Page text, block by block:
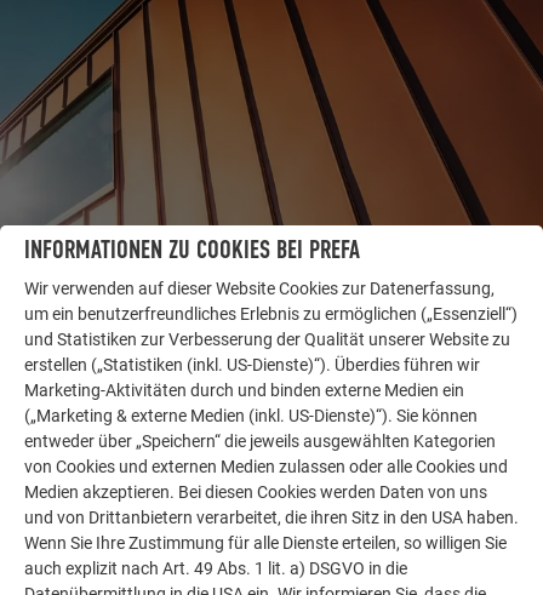
LASSEN SIE SICH INSPIRIEREN
WEITERE OBJEKTE
Die PREFA Referenzgalerie zeigt, wie vielseitig
Aluminium eingesetzt werden kann. Entdecken Sie
weitere beeindruckende Projekte mit den langlebigen
PREFA Aluminiumlösungen für Dach, Solar und
Fassade.
MEHR REFERENZEN ANSEHEN
INFORMATIONEN ZU COOKIES BEI PREFA
Wir verwenden auf dieser Website Cookies zur Datenerfassung,
um ein benutzerfreundliches Erlebnis zu ermöglichen („Essenziell“)
und Statistiken zur Verbesserung der Qualität unserer Website zu
erstellen („Statistiken (inkl. US-Dienste)“). Überdies führen wir
Marketing-Aktivitäten durch und binden externe Medien ein
(„Marketing & externe Medien (inkl. US-Dienste)“). Sie können
entweder über „Speichern“ die jeweils ausgewählten Kategorien
von Cookies und externen Medien zulassen oder alle Cookies und
Medien akzeptieren. Bei diesen Cookies werden Daten von uns
und von Drittanbietern verarbeitet, die ihren Sitz in den USA haben.
Wenn Sie Ihre Zustimmung für alle Dienste erteilen, so willigen Sie
auch explizit nach Art. 49 Abs. 1 lit. a) DSGVO in die